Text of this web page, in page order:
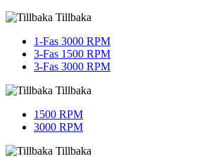
Tillbaka
1-Fas 3000 RPM
3-Fas 1500 RPM
3-Fas 3000 RPM
Tillbaka
1500 RPM
3000 RPM
Tillbaka